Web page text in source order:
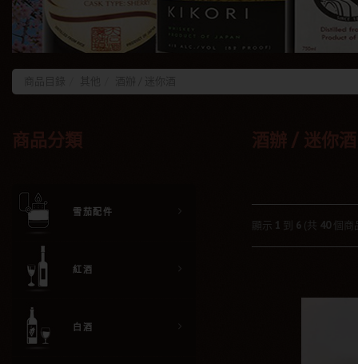
商品分類
雪茄配件
紅酒
白酒
酒辦 / 迷你酒
顯示 1 到 6 (共 40 個商